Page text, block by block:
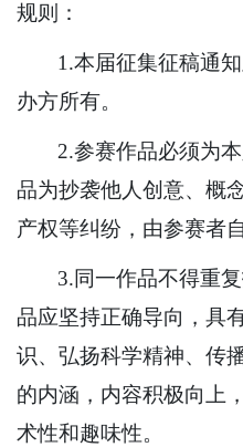
规则：
1.本届征集征稿通
办方所有。
2.参赛作品必须为
品为抄袭他人创意、概
产权等纠纷，由参赛者
3.同一作品不得重
品应坚持正确导向，具
识、弘扬科学精神、传
的内涵，内容积极向上
术性和趣味性。